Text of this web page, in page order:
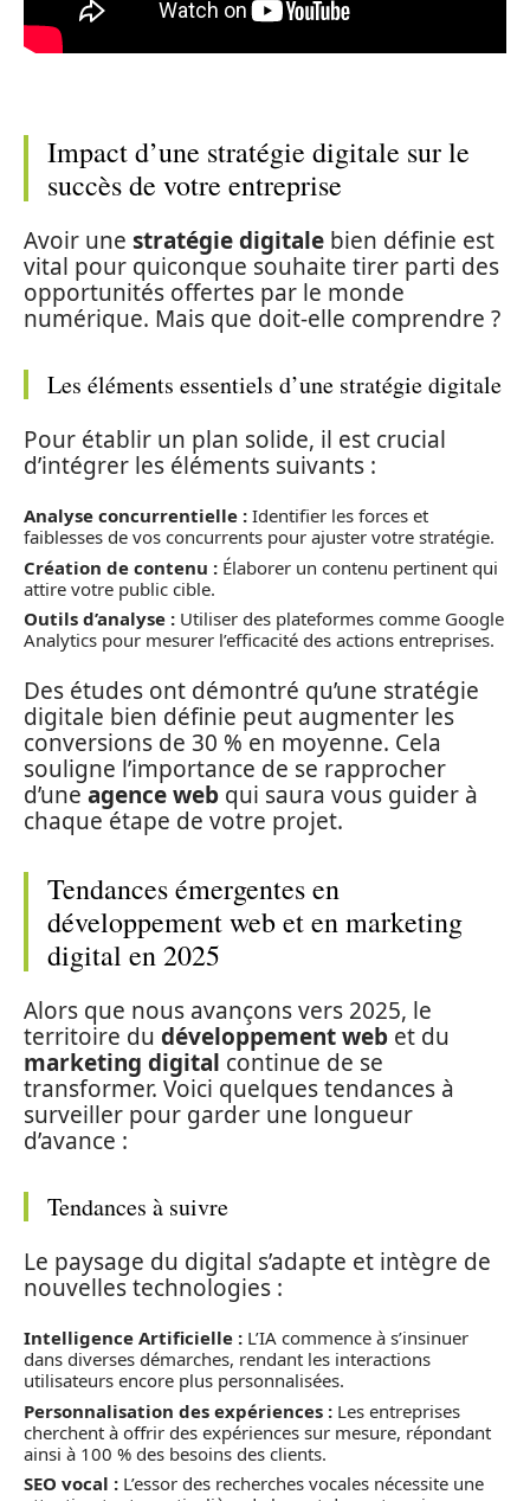
Impact d’une stratégie digitale sur le
succès de votre entreprise
Avoir une stratégie digitale bien définie est
vital pour quiconque souhaite tirer parti des
opportunités offertes par le monde
numérique. Mais que doit-elle comprendre ?
Les éléments essentiels d’une stratégie digitale
Pour établir un plan solide, il est crucial
d’intégrer les éléments suivants :
Analyse concurrentielle : Identifier les forces et
faiblesses de vos concurrents pour ajuster votre stratégie.
Création de contenu : Élaborer un contenu pertinent qui
attire votre public cible.
Outils d’analyse : Utiliser des plateformes comme Google
Analytics pour mesurer l’efficacité des actions entreprises.
Des études ont démontré qu’une stratégie
digitale bien définie peut augmenter les
conversions de 30 % en moyenne. Cela
souligne l’importance de se rapprocher
d’une agence web qui saura vous guider à
chaque étape de votre projet.
Tendances émergentes en
développement web et en marketing
digital en 2025
Alors que nous avançons vers 2025, le
territoire du développement web et du
marketing digital continue de se
transformer. Voici quelques tendances à
surveiller pour garder une longueur
d’avance :
Tendances à suivre
Le paysage du digital s’adapte et intègre de
nouvelles technologies :
Intelligence Artificielle : L’IA commence à s’insinuer
dans diverses démarches, rendant les interactions
utilisateurs encore plus personnalisées.
Personnalisation des expériences : Les entreprises
cherchent à offrir des expériences sur mesure, répondant
ainsi à 100 % des besoins des clients.
SEO vocal : L’essor des recherches vocales nécessite une